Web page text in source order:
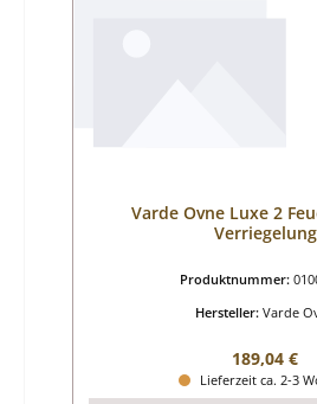
Varde Ovne Luxe 2
Verriegelung
Produktnummer:
Hersteller: Varde
Regulärer
189,04 €
Lieferzeit ca. 2-3